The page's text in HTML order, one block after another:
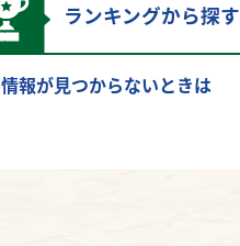
ランキングから探す
情報が見つからないときは